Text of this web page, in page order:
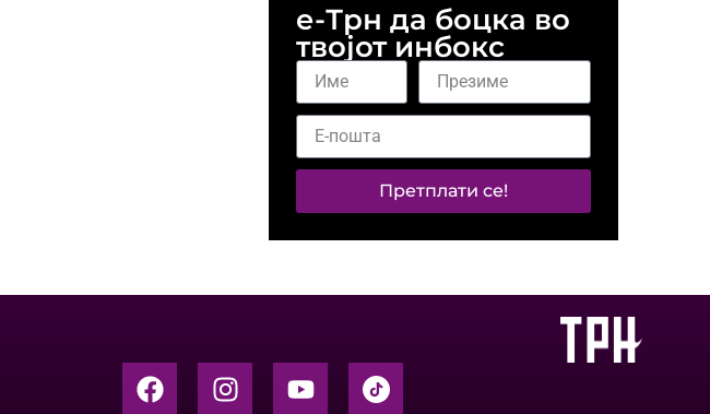
е-Трн да боцка во
твојот инбокс
Претплати се!